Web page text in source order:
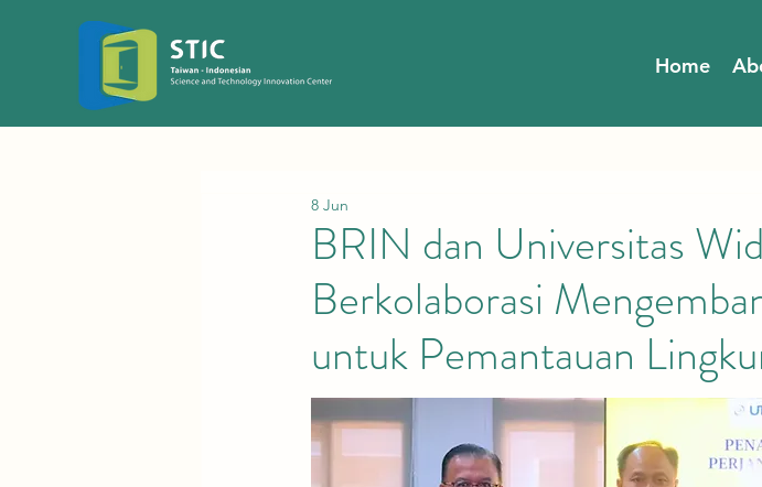
Home
BRIN dan Universitas
Berkolaborasi
untuk Pemantauan
8 Jun